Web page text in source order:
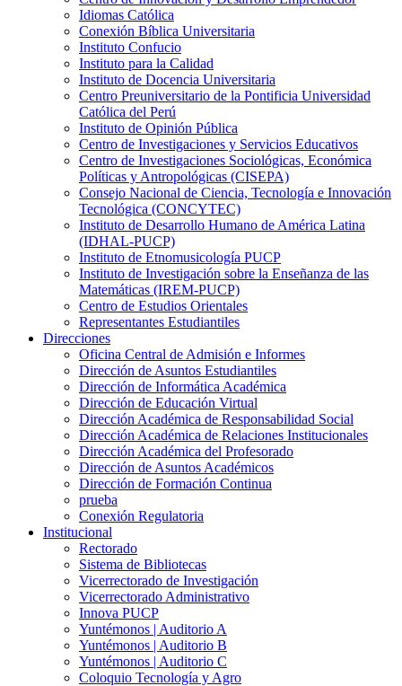
Idiomas Católica
Conexión Bíblica Universitaria
Instituto Confucio
Instituto para la Calidad
Instituto de Docencia Universitaria
Centro Preuniversitario de la Pontificia Universidad
Católica del Perú
Instituto de Opinión Pública
Centro de Investigaciones y Servicios Educativos
Centro de Investigaciones Sociológicas, Económica
Políticas y Antropológicas (CISEPA)
Consejo Nacional de Ciencia, Tecnología e Innovación
Tecnológica (CONCYTEC)
Instituto de Desarrollo Humano de América Latina
(IDHAL-PUCP)
Instituto de Etnomusicología PUCP
Instituto de Investigación sobre la Enseñanza de las
Matemáticas (IREM-PUCP)
Centro de Estudios Orientales
Representantes Estudiantiles
Direcciones
Oficina Central de Admisión e Informes
Dirección de Asuntos Estudiantiles
Dirección de Informática Académica
Dirección de Educación Virtual
Dirección Académica de Responsabilidad Social
Dirección Académica de Relaciones Institucionales
Dirección Académica del Profesorado
Dirección de Asuntos Académicos
Dirección de Formación Continua
prueba
Conexión Regulatoria
Institucional
Rectorado
Sistema de Bibliotecas
Vicerrectorado de Investigación
Vicerrectorado Administrativo
Innova PUCP
Yuntémonos | Auditorio A
Yuntémonos | Auditorio B
Yuntémonos | Auditorio C
Coloquio Tecnología y Agro